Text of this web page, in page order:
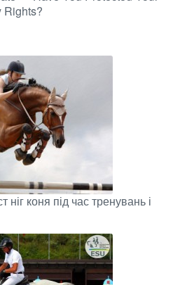
Rights?
ніг коня під час тренувань і